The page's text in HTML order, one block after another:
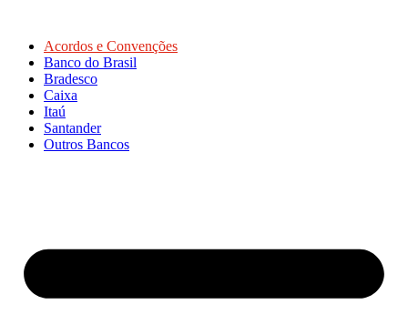
Acordos e Convenções
Banco do Brasil
Bradesco
Caixa
Itaú
Santander
Outros Bancos